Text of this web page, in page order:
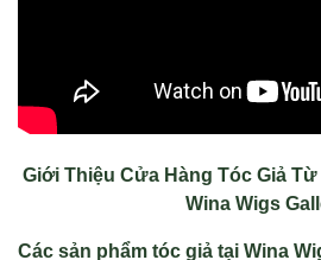
Giới Thiệu Cửa Hàng Tóc Giả Từ
Wina Wigs
Các sản phẩm tóc giả tại Wina